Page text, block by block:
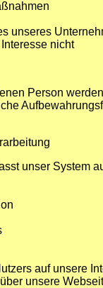
unseres
nicht
Person
unser System
auf unsere
unsere